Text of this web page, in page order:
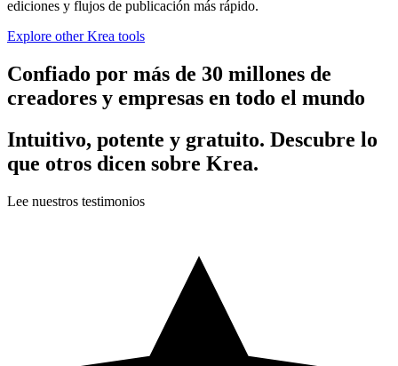
ediciones y flujos de publicación más rápido.
Explore other Krea tools
Confiado por más de 30 millones de
creadores y empresas en todo el mundo
Intuitivo, potente y gratuito. Descubre lo
que otros dicen sobre Krea.
Lee nuestros testimonios